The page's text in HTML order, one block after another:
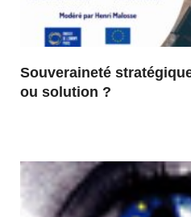
Souveraineté
ou solution ?